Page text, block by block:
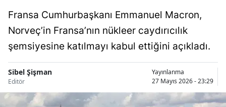
Antalya
Artvin
Aydın
Bilecik
Fransa Cumhurbaşkanı Emmanuel Macron,
Norveç’in Fransa’nın nükleer caydırıcılık
şemsiyesine katılmayı kabul ettiğini açıkladı.
Sibel Şişman
Editör
Yayınlanma
27 Mayıs 2026 - 23:29